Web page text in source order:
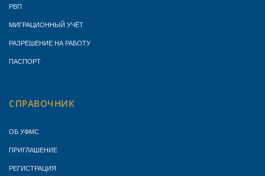
РВП
МИГРАЦИОННЫЙ УЧЁТ
РАЗРЕШЕНИЕ НА РАБОТУ
ПАСПОРТ
СПРАВОЧНИК
ОБ УФМС
ПРИГЛАШЕНИЕ
РЕГИСТРАЦИЯ